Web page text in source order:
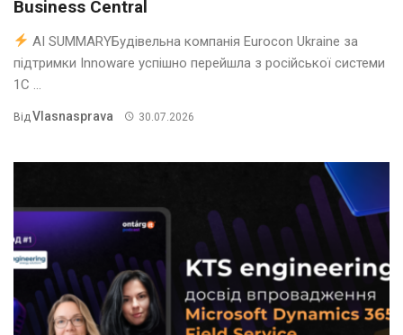
Business Central
AI SUMMARYБудівельна компанія Eurocon Ukraine за
підтримки Innoware успішно перейшла з російської системи
1С ...
Від Vlasnasprava 30.07.2026